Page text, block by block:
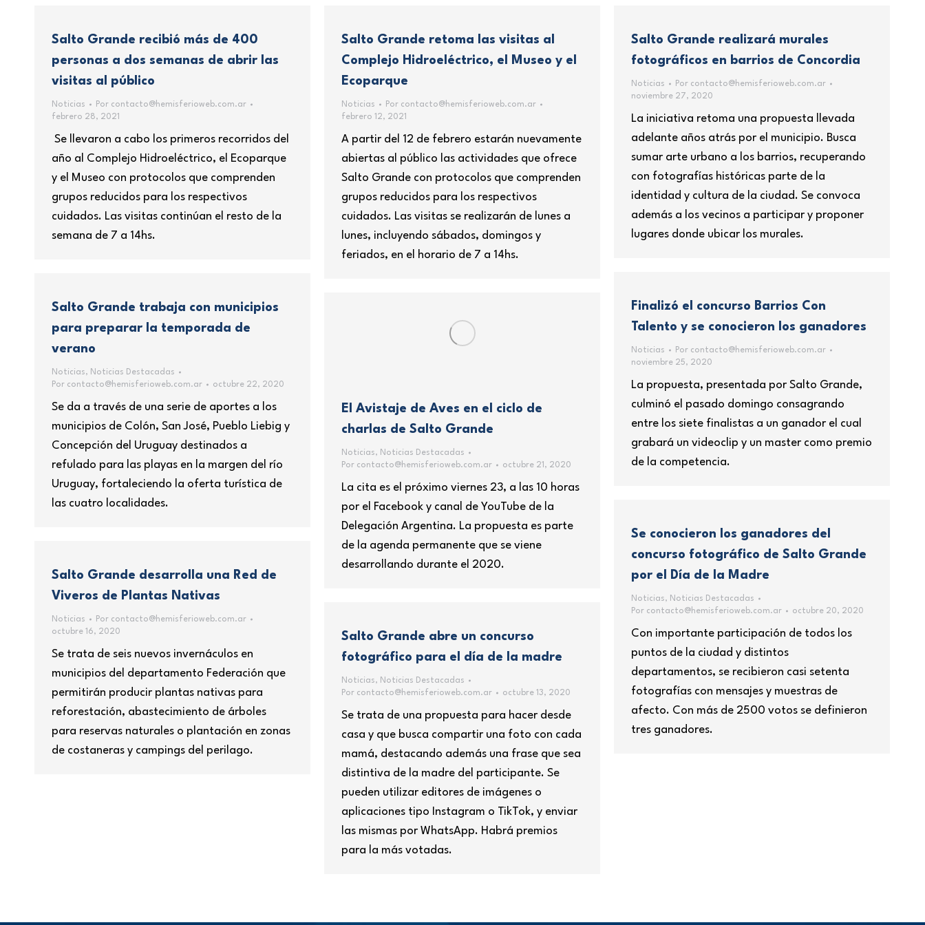
Salto Grande recibió más de 400
personas a dos semanas de abrir las
visitas al público
Noticias Por contacto@hemisferioweb.com.ar
febrero 28, 2021
Se llevaron a cabo los primeros recorridos del
año al Complejo Hidroeléctrico, el Ecoparque
y el Museo con protocolos que comprenden
grupos reducidos para los respectivos
cuidados. Las visitas continúan el resto de la
semana de 7 a 14hs.
Salto Grande retoma las visitas al
Complejo Hidroeléctrico, el Museo y el
Ecoparque
Noticias Por contacto@hemisferioweb.com.ar
febrero 12, 2021
A partir del 12 de febrero estarán nuevamente
abiertas al público las actividades que ofrece
Salto Grande con protocolos que comprenden
grupos reducidos para los respectivos
cuidados. Las visitas se realizarán de lunes a
lunes, incluyendo sábados, domingos y
feriados, en el horario de 7 a 14hs.
Salto Grande realizará murales
fotográficos en barrios de Concordia
Noticias Por contacto@hemisferioweb.com.ar
noviembre 27, 2020
La iniciativa retoma una propuesta llevada
adelante años atrás por el municipio. Busca
sumar arte urbano a los barrios, recuperando
con fotografías históricas parte de la
identidad y cultura de la ciudad. Se convoca
además a los vecinos a participar y proponer
lugares donde ubicar los murales.
Finalizó el concurso Barrios Con
Talento y se conocieron los ganadores
Noticias Por contacto@hemisferioweb.com.ar
noviembre 25, 2020
La propuesta, presentada por Salto Grande,
culminó el pasado domingo consagrando
entre los siete finalistas a un ganador el cual
grabará un videoclip y un master como premio
de la competencia.
Salto Grande trabaja con municipios
para preparar la temporada de
verano
Noticias, Noticias Destacadas
Por contacto@hemisferioweb.com.ar octubre 22, 2020
Se da a través de una serie de aportes a los
municipios de Colón, San José, Pueblo Liebig y
Concepción del Uruguay destinados a
refulado para las playas en la margen del río
Uruguay, fortaleciendo la oferta turística de
las cuatro localidades.
El Avistaje de Aves en el ciclo de
charlas de Salto Grande
Noticias, Noticias Destacadas
Por contacto@hemisferioweb.com.ar octubre 21, 2020
La cita es el próximo viernes 23, a las 10 horas
por el Facebook y canal de YouTube de la
Delegación Argentina. La propuesta es parte
de la agenda permanente que se viene
desarrollando durante el 2020.
Se conocieron los ganadores del
concurso fotográfico de Salto Grande
por el Día de la Madre
Noticias, Noticias Destacadas
Por contacto@hemisferioweb.com.ar octubre 20, 2020
Con importante participación de todos los
puntos de la ciudad y distintos
departamentos, se recibieron casi setenta
fotografías con mensajes y muestras de
afecto. Con más de 2500 votos se definieron
tres ganadores.
Salto Grande desarrolla una Red de
Viveros de Plantas Nativas
Noticias Por contacto@hemisferioweb.com.ar
octubre 16, 2020
Se trata de seis nuevos invernáculos en
municipios del departamento Federación que
permitirán producir plantas nativas para
reforestación, abastecimiento de árboles
para reservas naturales o plantación en zonas
de costaneras y campings del perilago.
Salto Grande abre un concurso
fotográfico para el día de la madre
Noticias, Noticias Destacadas
Por contacto@hemisferioweb.com.ar octubre 13, 2020
Se trata de una propuesta para hacer desde
casa y que busca compartir una foto con cada
mamá, destacando además una frase que sea
distintiva de la madre del participante. Se
pueden utilizar editores de imágenes o
aplicaciones tipo Instagram o TikTok, y enviar
las mismas por WhatsApp. Habrá premios
para la más votadas.